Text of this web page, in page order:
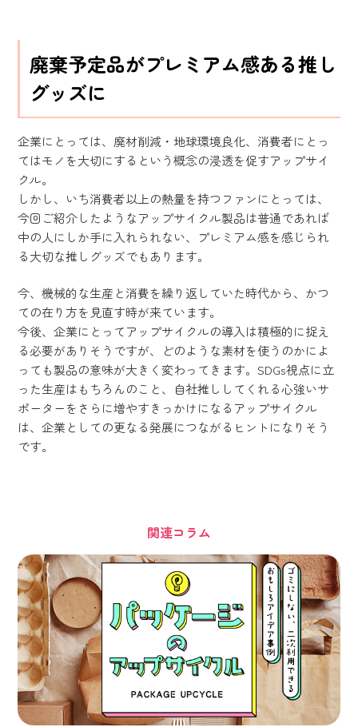
廃棄予定品がプレミアム感ある推し
グッズに
企業にとっては、廃材削減・地球環境良化、消費者にとっ
てはモノを大切にするという概念の浸透を促すアップサイ
クル。
しかし、いち消費者以上の熱量を持つファンにとっては、
今回ご紹介したようなアップサイクル製品は普通であれば
中の人にしか手に入れられない、プレミアム感を感じられ
る大切な推しグッズでもあります。
今、機械的な生産と消費を繰り返していた時代から、かつ
ての在り方を見直す時が来ています。
今後、企業にとってアップサイクルの導入は積極的に捉え
る必要がありそうですが、どのような素材を使うのかによ
っても製品の意味が大きく変わってきます。SDGs視点に立
った生産はもちろんのこと、自社推ししてくれる心強いサ
ポーターをさらに増やすきっかけになるアップサイクル
は、企業としての更なる発展につながるヒントになりそう
です。
関連コラム